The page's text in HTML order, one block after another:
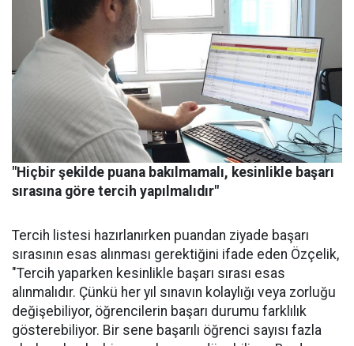
"Hiçbir şekilde puana bakılmamalı, kesinlikle başarı
sırasına göre tercih yapılmalıdır"
Tercih listesi hazırlanırken puandan ziyade başarı
sırasının esas alınması gerektiğini ifade eden Özçelik,
"Tercih yaparken kesinlikle başarı sırası esas
alınmalıdır. Çünkü her yıl sınavın kolaylığı veya zorluğu
değişebiliyor, öğrencilerin başarı durumu farklılık
gösterebiliyor. Bir sene başarılı öğrenci sayısı fazla